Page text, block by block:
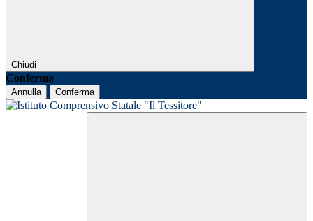
Chiudi
Conferma
Annulla Conferma